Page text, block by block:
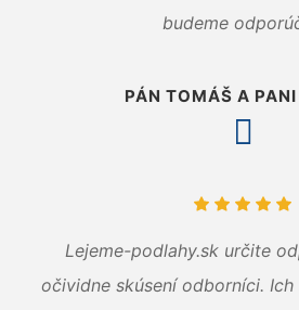
budeme
PÁN TOMÁŠ A
Lejeme-podlahy.sk určite
očividne skúsení odborníci.